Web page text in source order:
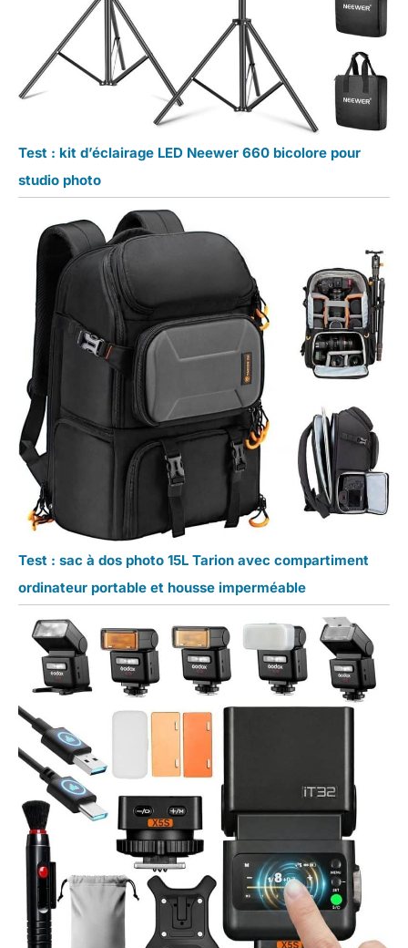
Test : kit d’éclairage LED Neewer 660 bicolore pour
studio photo
Test : sac à dos photo 15L Tarion avec compartiment
ordinateur portable et housse imperméable